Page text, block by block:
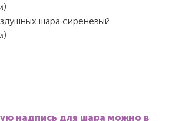
шара сиреневый
надпись для шара можно в